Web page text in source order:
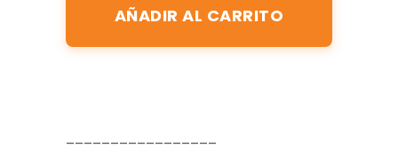
AÑADIR AL CARRITO